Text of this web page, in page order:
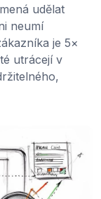
udělat
neumí
je 5×
utrácejí v